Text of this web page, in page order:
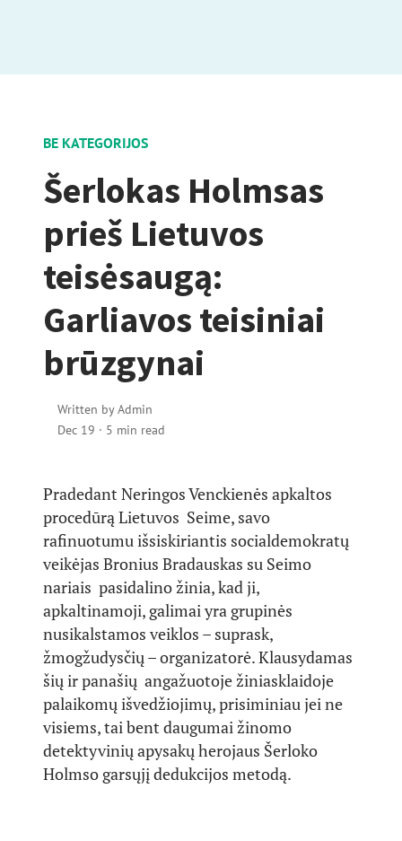
BE KATEGORIJOS
Šerlokas Holmsas
prieš Lietuvos
teisėsaugą:
Garliavos teisiniai
brūzgynai
Written byAdmin
Dec 19 · 5 min read
Pradedant Neringos Venckienės apkaltos
procedūrą Lietuvos Seime, savo
rafinuotumu išsiskiriantis socialdemokratų
veikėjas Bronius Bradauskas su Seimo
nariais pasidalino žinia, kad ji,
apkaltinamoji, galimai yra grupinės
nusikalstamos veiklos – suprask,
žmogžudysčių – organizatorė. Klausydamas
šių ir panašių angažuotoje žiniasklaidoje
palaikomų išvedžiojimų, prisiminiau jei ne
visiems, tai bent daugumai žinomo
detektyvinių apysakų herojaus Šerloko
Holmso garsųjį dedukcijos metodą.